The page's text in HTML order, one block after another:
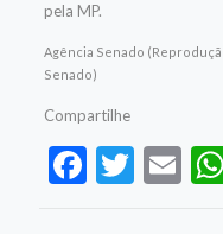
pela MP.
Agência Senado
Senado)
Compartilhe